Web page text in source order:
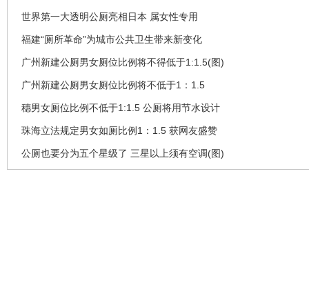
世界第一大透明公厕亮相日本 属女性专用
福建“厕所革命”为城市公共卫生带来新变化
广州新建公厕男女厕位比例将不得低于1:1.5(图)
广州新建公厕男女厕位比例将不低于1：1.5
穗男女厕位比例不低于1:1.5 公厕将用节水设计
珠海立法规定男女如厕比例1：1.5 获网友盛赞
公厕也要分为五个星级了 三星以上须有空调(图)